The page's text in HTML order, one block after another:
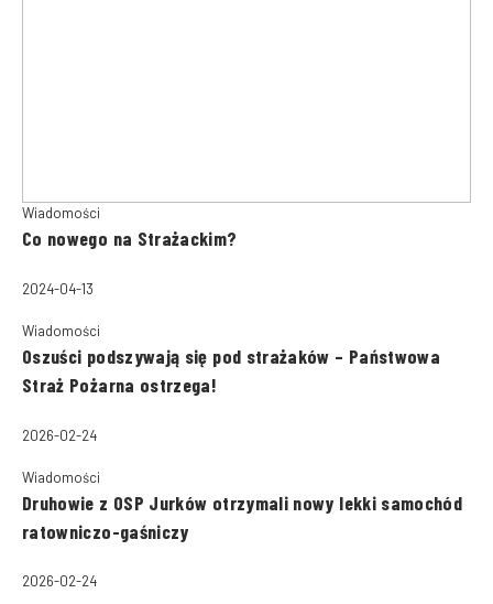
Wiadomości
Co nowego na Strażackim?
2024-04-13
Wiadomości
Oszuści podszywają się pod strażaków – Państwowa
Straż Pożarna ostrzega!
2026-02-24
Wiadomości
Druhowie z OSP Jurków otrzymali nowy lekki samochód
ratowniczo-gaśniczy
2026-02-24